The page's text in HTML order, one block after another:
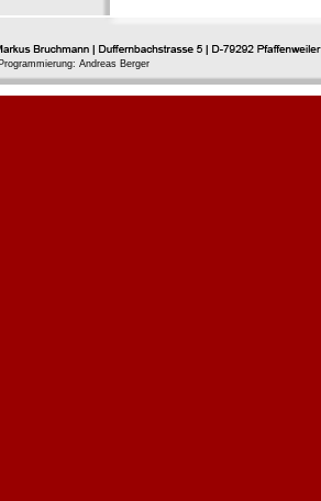
Andreas Berger